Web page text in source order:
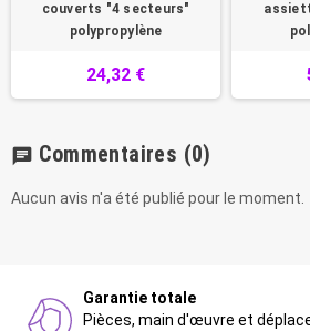
couverts "4 secteurs"
polypropylène
24,32 €
chat Commentaires (0)
Aucun avis n'a été publié pour le moment.
Garantie totale
Pièces, main d'œuvre et